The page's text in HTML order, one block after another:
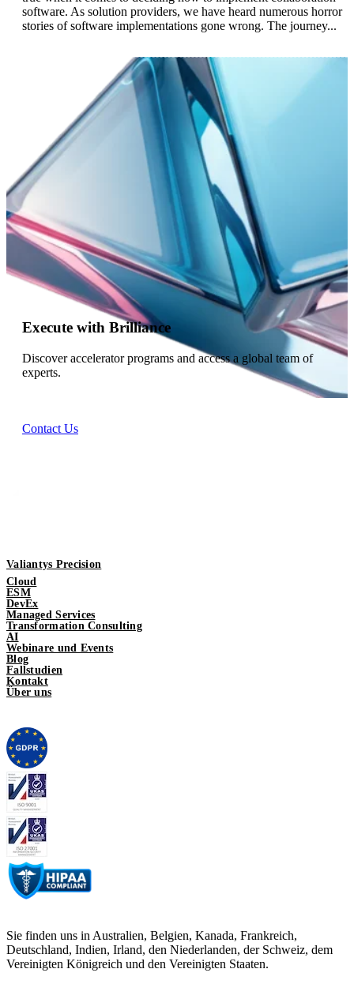
software. As solution providers, we have heard numerous horror
stories of software implementations gone wrong. The journey...
Execute with Brilliance
Discover accelerator programs and access a global team of
experts.
Contact Us
Valiantys Precision
Cloud
ESM
DevEx
Managed Services
Transformation Consulting
AI
Webinare und Events
Blog
Fallstudien
Kontakt
Über uns
Sie finden uns in Australien, Belgien, Kanada, Frankreich,
Deutschland, Indien, Irland, den Niederlanden, der Schweiz, dem
Vereinigten Königreich und den Vereinigten Staaten.